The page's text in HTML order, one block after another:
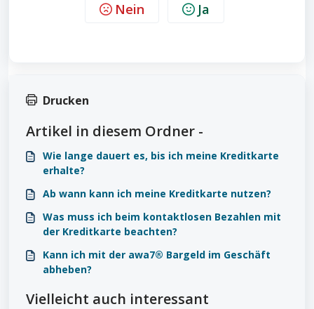
Nein Ja
Drucken
Artikel in diesem Ordner -
Wie lange dauert es, bis ich meine Kreditkarte
erhalte?
Ab wann kann ich meine Kreditkarte nutzen?
Was muss ich beim kontaktlosen Bezahlen mit
der Kreditkarte beachten?
Kann ich mit der awa7® Bargeld im Geschäft
abheben?
Vielleicht auch interessant